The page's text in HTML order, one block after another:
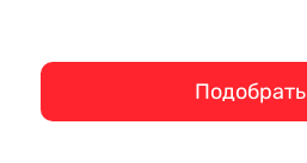
Подобрать